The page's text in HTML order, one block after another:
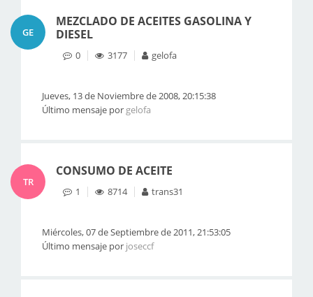
GE
MEZCLADO DE ACEITES GASOLINA Y
DIESEL
0 3177 gelofa
Jueves, 13 de Noviembre de 2008, 20:15:38
Último mensaje por gelofa
TR
CONSUMO DE ACEITE
1 8714 trans31
Miércoles, 07 de Septiembre de 2011, 21:53:05
Último mensaje por joseccf